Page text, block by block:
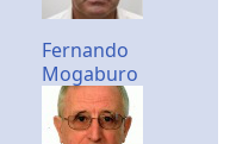
Fernando
Mogaburo